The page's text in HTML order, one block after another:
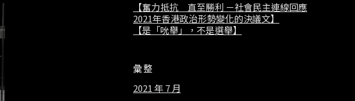
【奮力抵抗 直至勝利 －社會民主連線回應
2021年香港政治形勢變化的決議文】
【是「吮舉」，不是選舉】
彙整
2021 年 7 月